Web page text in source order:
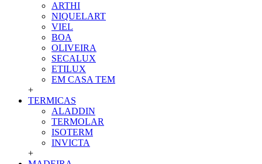
ARTHI
NIQUELART
VIEL
BOA
OLIVEIRA
SECALUX
ETILUX
EM CASA TEM
+
TERMICAS
ALADDIN
TERMOLAR
ISOTERM
INVICTA
+